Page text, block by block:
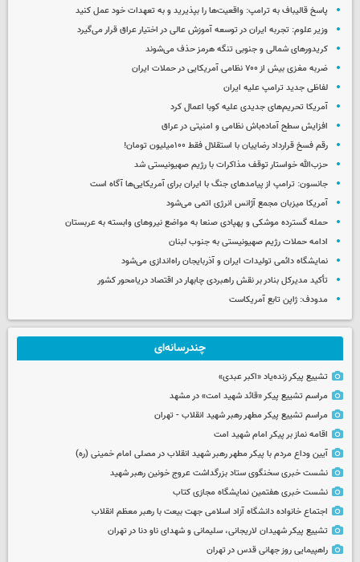
پاسخ قالیباف به ترامپ: واقعیت‌ها را بپذیرید و به تعهدات خود عمل کنید
وزیر علوم: تجربه ایران در توسعه آموزش عالی در اختیار عراق قرار می‌گیرد
کریدورهای شمالی و جنوبی تنگه هرمز حذف می‌شوند
ضربه مغزی بیش از ۷۰۰ نظامی آمریکایی در حملات ایران
لفاظی جدید ترامپ علیه ایران
آمریکا تحریم‌های جدیدی علیه کوبا اعمال کرد
افزایش سطح آماده‌باش نظامی و امنیتی در عراق
رقم فسخ قرارداد رضاییان با استقلال فقط ۱۰۰میلیون تومان!
حزب‌الله خواستار توقف مذاکرات با رژیم صهیونیستی شد
جانسون: ترامپ از پیامدهای جنگ با ایران برای آمریکایی‌ها آگاه است
آمریکا میزبان مجمع آژانس انرژی اتمی می‌شود
حمله گسترده موشکی و پهپادی صنعا به مواضع نیروهای وابسته به عربستان
ادامه حملات رژیم صهیونیستی به جنوب لبنان
نمایشگاه دائمی تولیدات ایران و آذربایجان راه‌اندازی می‌شود
تأکید مدیرکل بنادر بر نقش راهبردی چابهار در اقتصاد دریامحور کشور
مدودف: ژاپن تابع آمریکاست
چندرسانه‌ای
تشییع پیکر زنده‌یاد «اکبر عبدی»
مراسم تشییع پیکر «قائد شهید امت» در مشهد
مراسم تشییع پیکر مطهر رهبر شهید انقلاب - تهران
اقامه نماز بر پیکر امام شهید امت
آیین وداع مردم با پیکر مطهر رهبر شهید انقلاب در مصلی امام خمینی (ره)
نشست خبری سخنگوی ستاد بزرگداشت عروج خونین رهبر شهید
نشست خبری هفتمین نمایشگاه مجازی کتاب
اجتماع خانواده دانشگاه آزاد اسلامی جهت بیعت با رهبر معظم انقلاب
تشییع پیکر شهیدان لاریجانی، سلیمانی و شهدای ناو دنا در تهران
راهپیمایی روز جهانی قدس در تهران